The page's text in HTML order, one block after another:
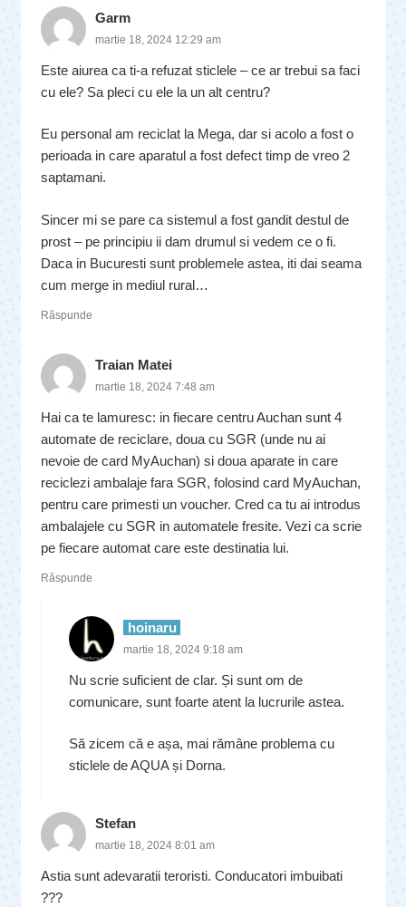
Garm
martie 18, 2024 12:29 am
Este aiurea ca ti-a refuzat sticlele – ce ar trebui sa faci
cu ele? Sa pleci cu ele la un alt centru?
Eu personal am reciclat la Mega, dar si acolo a fost o
perioada in care aparatul a fost defect timp de vreo 2
saptamani.
Sincer mi se pare ca sistemul a fost gandit destul de
prost – pe principiu ii dam drumul si vedem ce o fi.
Daca in Bucuresti sunt problemele astea, iti dai seama
cum merge in mediul rural…
Răspunde
Traian Matei
martie 18, 2024 7:48 am
Hai ca te lamuresc: in fiecare centru Auchan sunt 4
automate de reciclare, doua cu SGR (unde nu ai
nevoie de card MyAuchan) si doua aparate in care
reciclezi ambalaje fara SGR, folosind card MyAuchan,
pentru care primesti un voucher. Cred ca tu ai introdus
ambalajele cu SGR in automatele fresite. Vezi ca scrie
pe fiecare automat care este destinatia lui.
Răspunde
hoinaru
martie 18, 2024 9:18 am
Nu scrie suficient de clar. Și sunt om de
comunicare, sunt foarte atent la lucrurile astea.
Să zicem că e așa, mai rămâne problema cu
sticlele de AQUA și Dorna.
Stefan
martie 18, 2024 8:01 am
Astia sunt adevaratii teroristi. Conducatori imbuibati
???